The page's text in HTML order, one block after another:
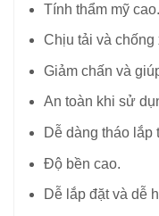
Tính thẩm mỹ cao.
Chịu tải và chống
Giảm chấn và
An toàn khi sử
Dễ dàng tháo lắp
Độ bền cao.
Dễ lắp đặt và dễ